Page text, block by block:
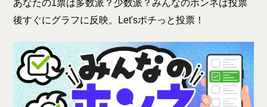
あなたの1票は多数派？少数派？みんなのホンネは投票
後すぐにグラフに反映。Let'sポチっと投票！